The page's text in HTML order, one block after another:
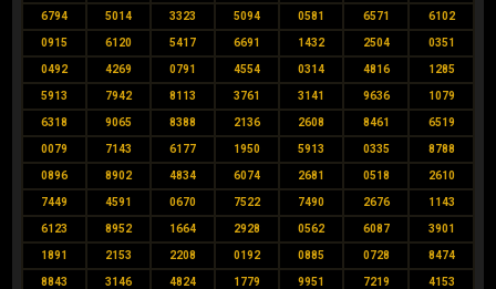
6794 5014 3323 5094 0581 6571 6102
0915 6120 5417 6691 1432 2504 0351
0492 4269 0791 4554 0314 4816 1285
5913 7942 8113 3761 3141 9636 1079
6318 9065 8388 2136 2608 8461 6519
0079 7143 6177 1950 5913 0335 8788
0896 8902 4834 6074 2681 0518 2610
7449 4591 0670 7522 7490 2676 1143
6123 8952 1664 2928 0562 6087 3901
1891 2153 2208 0192 0885 0728 8474
8843 3146 4824 1779 9951 7219 4153